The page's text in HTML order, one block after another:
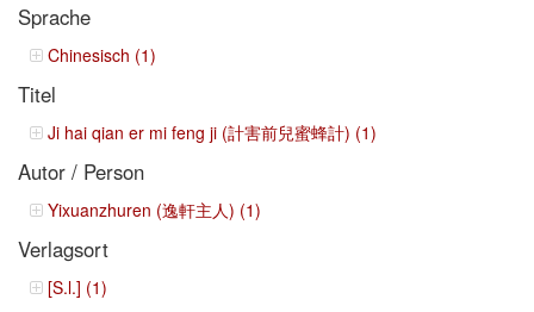
Sprache
Chinesisch (1)
Titel
Ji hai qian er mi feng ji (計害前兒蜜蜂計) (1)
Autor / Person
Yixuanzhuren (逸軒主人) (1)
Verlagsort
[S.l.] (1)